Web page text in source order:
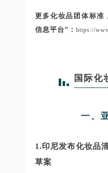
更多化妆品团体标准
信息平台”： https://
国际化
一、
1.印尼发布化妆品
草案